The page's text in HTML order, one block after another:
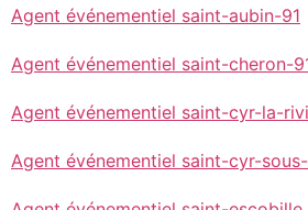
Agent événementiel saint-aubin-91
Agent événementiel saint-cheron-
Agent événementiel saint-cyr-la-
Agent événementiel saint-cyr-